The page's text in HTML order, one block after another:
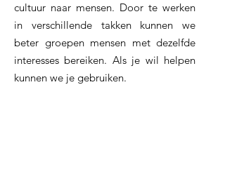
cultuur naar mensen. Door te werken
in verschillende takken kunnen we
beter groepen mensen met dezelfde
interesses bereiken. Als je wil helpen
kunnen we je gebruiken.